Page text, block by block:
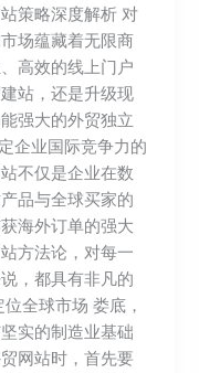
策略深度解析 对
场蕴藏着无限商
高效的线上门户
站，还是升级现
强大的外贸独立
企业国际竞争力的
不仅是企业在数
品与全球买家的
海外订单的强大
方法论，对每一
，都具有非凡的
全球市场 娄底，
实的制造业基础
网站时，首先要